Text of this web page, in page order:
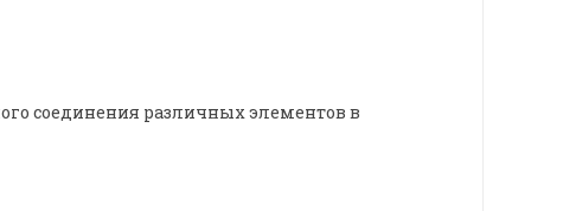
соединения различных элементов в